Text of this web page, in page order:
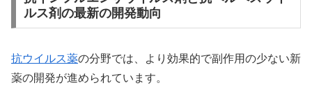
ルス剤の最新の開発動向
抗ウイルス薬の分野では、より効果的で副作用の少ない新
薬の開発が進められています。